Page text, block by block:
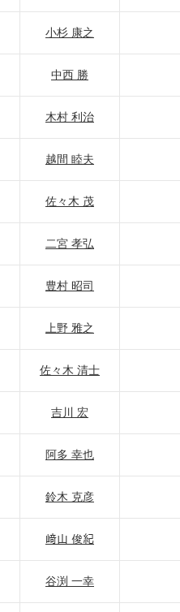
小杉 康之
中西 勝
木村 利治
越間 睦夫
佐々木 茂
二宮 孝弘
豊村 昭司
上野 雅之
佐々木 清士
吉川 宏
阿多 幸也
鈴木 克彦
﨑山 俊紀
谷渕 一幸